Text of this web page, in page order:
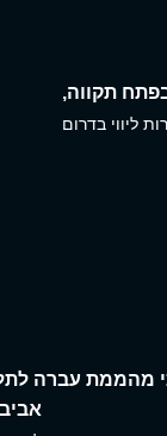
תקווה,
ליווי בדרום
מהממת עברה